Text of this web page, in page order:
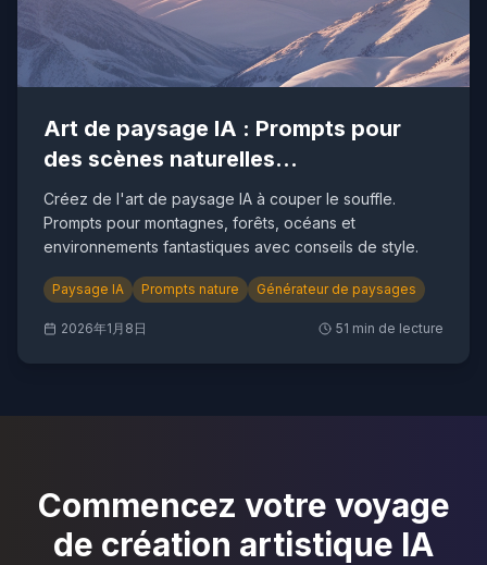
Art de paysage IA : Prompts pour
des scènes naturelles
époustouflantes
Créez de l'art de paysage IA à couper le souffle.
Prompts pour montagnes, forêts, océans et
environnements fantastiques avec conseils de style.
Paysage IA Prompts nature Générateur de paysages
2026年1月8日 51 min de lecture
Commencez votre voyage
de création artistique IA